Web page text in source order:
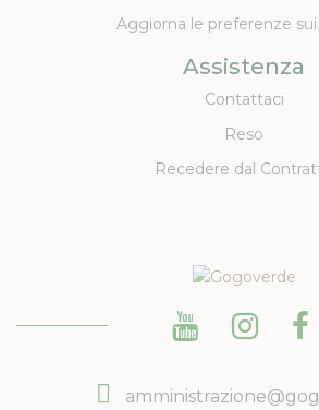
Aggiorna le preferenze
Assistenza
Contattaci
Reso
Recedere dal